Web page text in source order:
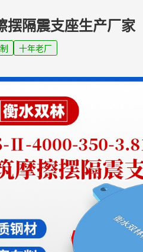
摆隔震支座生产厂家
十年老厂